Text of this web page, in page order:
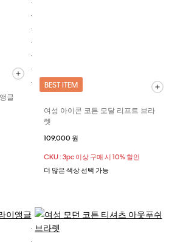
글
BEST ITEM
여성 아이콘 코튼 모달 리프트 브라
렛
109,000 원
CKU : 3pc 이상 구매 시 10% 할인
더 많은 색상 선택 가능